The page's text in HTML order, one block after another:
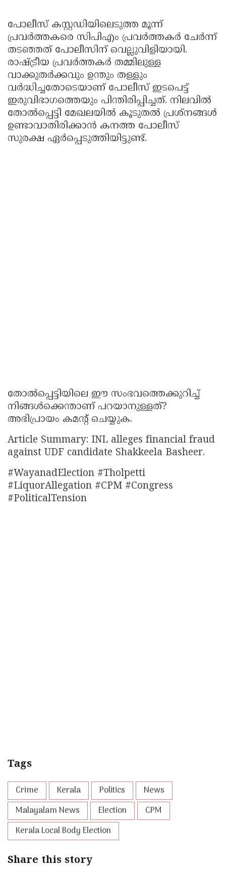
പോലീസ് കസ്റ്റഡിയിലെടുത്ത മൂന്ന്
പ്രവർത്തകരെ സിപിഎം പ്രവർത്തകർ ചേർന്ന്
തടഞ്ഞത് പോലീസിന് വെല്ലുവിളിയായി.
രാഷ്ട്രീയ പ്രവർത്തകർ തമ്മിലുള്ള
വാക്കുതർക്കവും ഉന്തും തള്ളും
വർദ്ധിച്ചതോടെയാണ് പോലീസ് ഇടപെട്ട്
ഇരുവിഭാഗത്തെയും പിന്തിരിപ്പിച്ചത്. നിലവിൽ
തോൽപ്പെട്ടി മേഖലയിൽ കൂടുതൽ പ്രശ്‌നങ്ങൾ
ഉണ്ടാവാതിരിക്കാൻ കനത്ത പോലീസ്
സുരക്ഷ ഏർപ്പെടുത്തിയിട്ടുണ്ട്.
തോൽപ്പെട്ടിയിലെ ഈ സംഭവത്തെക്കുറിച്ച്
നിങ്ങൾക്കെന്താണ് പറയാനുള്ളത്?
അഭിപ്രായം കമൻ്റ് ചെയ്യുക.
Article Summary: INL alleges financial fraud
against UDF candidate Shakkeela Basheer.
#WayanadElection #Tholpetti
#LiquorAllegation #CPM #Congress
#PoliticalTension
Tags
Crime Kerala Politics
News
Malayalam News
Election
CPM
Kerala Local Body Election
Share this story